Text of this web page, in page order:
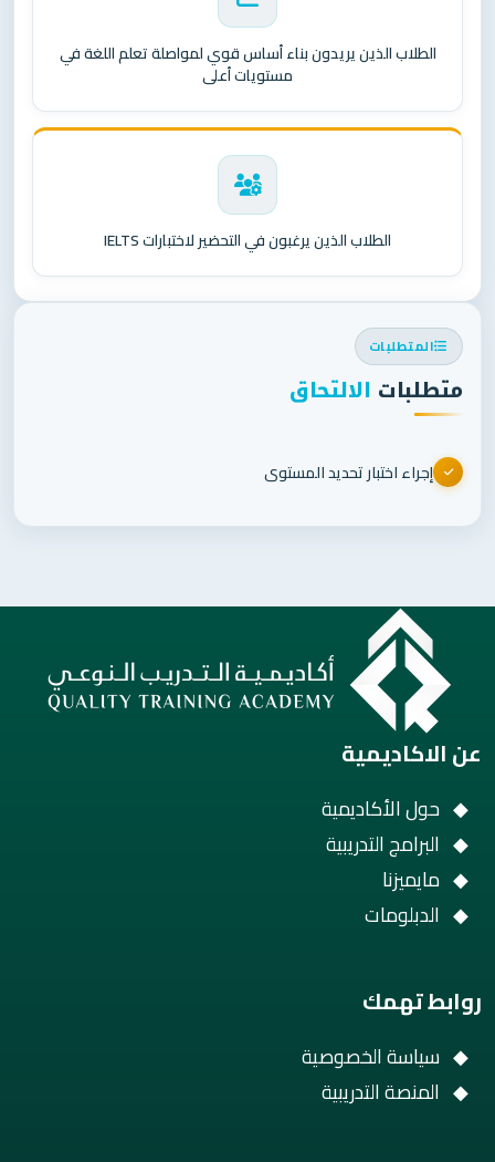
الطلاب الذين يريدون بناء أساس قوي لمواصلة تعلم اللغة في
مستويات أعلى
الطلاب الذين يرغبون في التحضير لاختبارات IELTS
المتطلبات
متطلبات الالتحاق
إجراء اختبار تحديد المستوى
عن الاكاديمية
حول الأكاديمية
البرامج التدريبية
مايميزنا
الدبلومات
روابط تهمك
سياسة الخصوصية
المنصة التدريبية